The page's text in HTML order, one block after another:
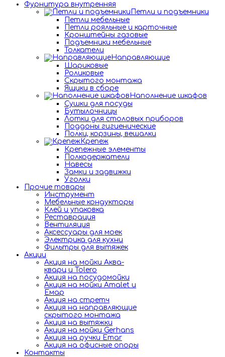
Фурнитура внутренняя
Петли и подъемники
Петли мебельные
Петли рояльные и карточные
Кронштейны газовые
Подъемники мебельные
Толкатели
Направляющие
Шариковые
Роликовые
Скрытого монтажа
Ящики в сборе
Наполнение шкафов
Сушки для посуды
Бутылочницы
Лотки для столовых приборов
Поддоны гигиенические
Полки, корзины, вешалки
Крепеж
Крепежные элементы
Полкодержатели
Навесы
Замки и задвижки
Уголки
Прочие товары
Инструмент
Мебельные кондукторы
Клей и упаковка
Реставрация
Вентиляция
Аксессуары для моек
Электрика для кухни
Фильтры для вытяжек
Акции
Акция на мойки Аква-
кварц и Tolero
Акция на посудомойки
Акция на мойки Amalet и
Емар
Акция на стретч
Акция на направляющие
скрытого монтажа
Акция на вытяжки
Акция на мойки Gerhans
Акция на ручки Emar
Акция на офисные опоры
Контакты